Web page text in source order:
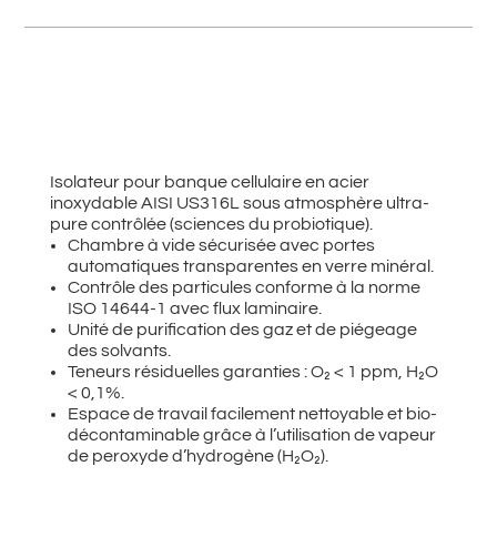
Isolateur pour banque cellulaire en acier
inoxydable AISI US316L sous atmosphère ultra-
pure contrôlée (sciences du probiotique).
Chambre à vide sécurisée avec portes
automatiques transparentes en verre minéral.
Contrôle des particules conforme à la norme
ISO 14644-1 avec flux laminaire.
Unité de purification des gaz et de piégeage
des solvants.
Teneurs résiduelles garanties : O₂ < 1 ppm, H₂O
< 0,1%.
Espace de travail facilement nettoyable et bio-
décontaminable grâce à l’utilisation de vapeur
de peroxyde d’hydrogène (H₂O₂).